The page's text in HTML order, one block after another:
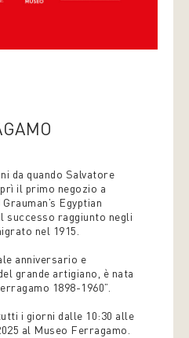
da quando Salvatore
il primo negozio a
Egyptian
successo raggiunto negli
nel 1915.
anniversario e
grande artigiano, è nata
1898-1960”.
i giorni dalle 10:30 alle
al Museo Ferragamo.